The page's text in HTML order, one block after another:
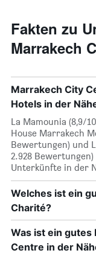
Fakten zu
Marrakech
Marrakech City
Hotels in der
La Mamounia (8,9/
House Marrakech
Bewertungen) und
2.928
Unterkünfte in der
Welches ist ein
Charité?
Was ist ein gutes
Centre in der